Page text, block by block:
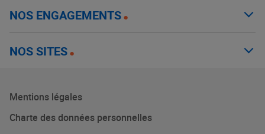
NOS ENGAGEMENTS
NOS SITES
Mentions légales
Charte des données personnelles